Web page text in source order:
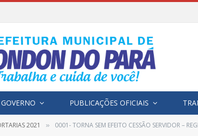
PUBLICAÇÕES OFICIAIS
2021 » 0001- TORNA SEM EFEITO CESSÃO SERVIDOR –